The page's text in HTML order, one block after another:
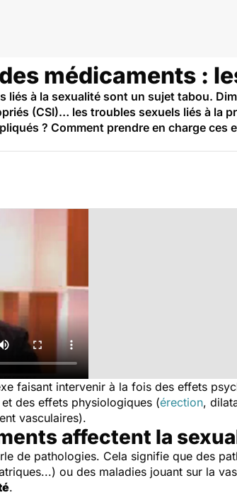
médicaments :
liés à la sexualité sont un sujet tabou.
(CSI)… les troubles sexuels liés à la
? Comment prendre en charge ces
faisant intervenir à la fois des effets
des effets physiologiques (érection,
vasculaires).
affectent la
de pathologies. Cela signifie que des
ou des maladies jouant sur la
.